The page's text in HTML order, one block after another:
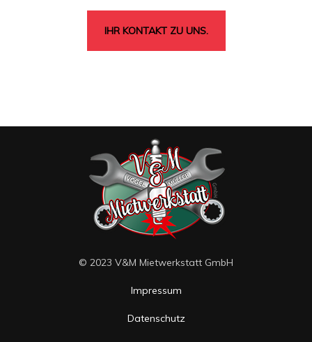
IHR KONTAKT ZU UNS.
© 2023 V&M Mietwerkstatt GmbH
Impressum
Datenschutz